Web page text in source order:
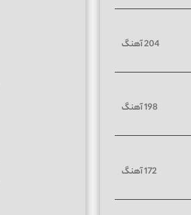
204 آهنگ
198 آهنگ
172 آهنگ